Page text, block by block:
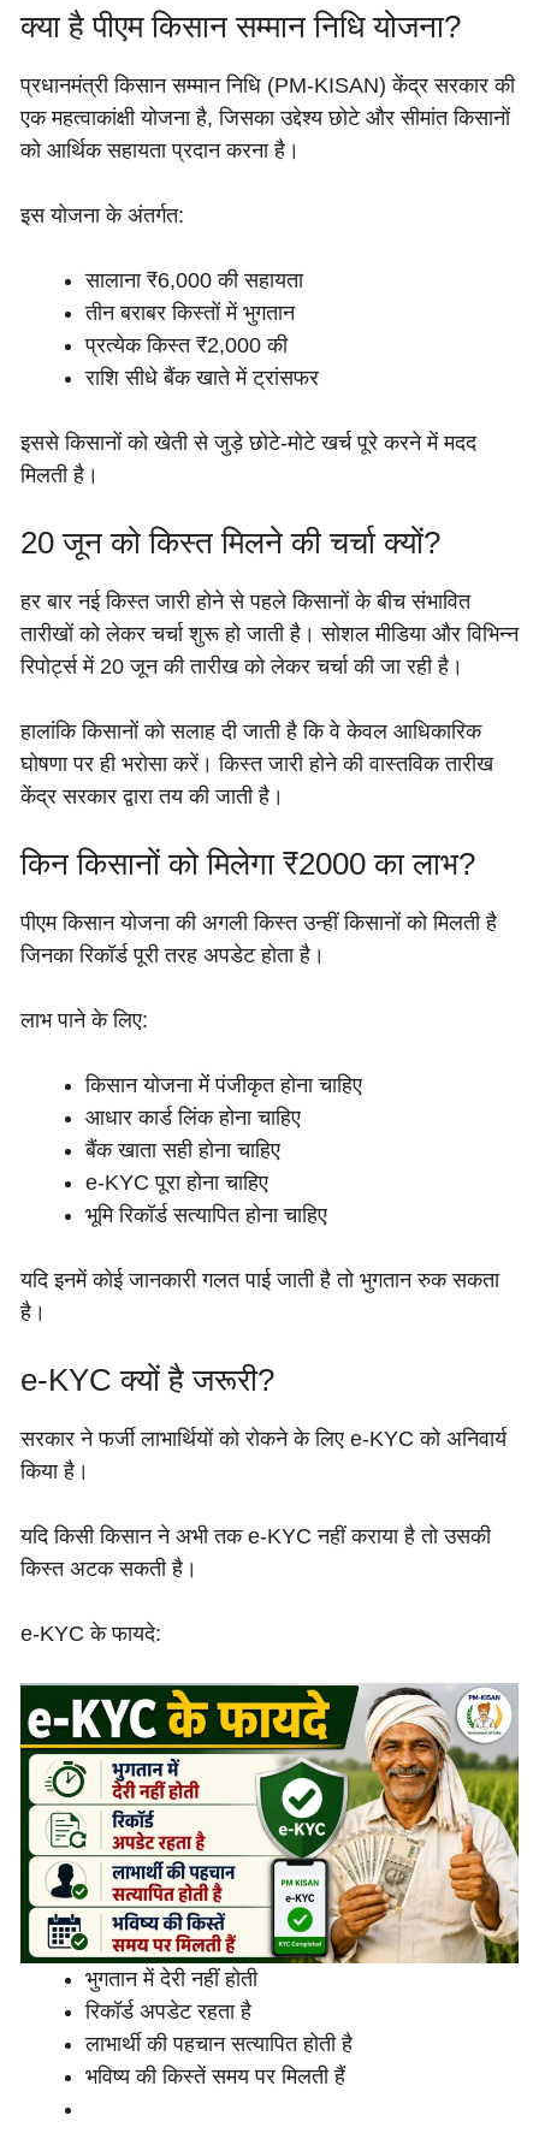
क्या है पीएम किसान सम्मान निधि योजना?
प्रधानमंत्री किसान सम्मान निधि (PM-KISAN) केंद्र सरकार की
एक महत्वाकांक्षी योजना है, जिसका उद्देश्य छोटे और सीमांत किसानों
को आर्थिक सहायता प्रदान करना है।
इस योजना के अंतर्गत:
सालाना ₹6,000 की सहायता
तीन बराबर किस्तों में भुगतान
प्रत्येक किस्त ₹2,000 की
राशि सीधे बैंक खाते में ट्रांसफर
इससे किसानों को खेती से जुड़े छोटे-मोटे खर्च पूरे करने में मदद
मिलती है।
20 जून को किस्त मिलने की चर्चा क्यों?
हर बार नई किस्त जारी होने से पहले किसानों के बीच संभावित
तारीखों को लेकर चर्चा शुरू हो जाती है। सोशल मीडिया और विभिन्न
रिपोर्ट्स में 20 जून की तारीख को लेकर चर्चा की जा रही है।
हालांकि किसानों को सलाह दी जाती है कि वे केवल आधिकारिक
घोषणा पर ही भरोसा करें। किस्त जारी होने की वास्तविक तारीख
केंद्र सरकार द्वारा तय की जाती है।
किन किसानों को मिलेगा ₹2000 का लाभ?
पीएम किसान योजना की अगली किस्त उन्हीं किसानों को मिलती है
जिनका रिकॉर्ड पूरी तरह अपडेट होता है।
लाभ पाने के लिए:
किसान योजना में पंजीकृत होना चाहिए
आधार कार्ड लिंक होना चाहिए
बैंक खाता सही होना चाहिए
e-KYC पूरा होना चाहिए
भूमि रिकॉर्ड सत्यापित होना चाहिए
यदि इनमें कोई जानकारी गलत पाई जाती है तो भुगतान रुक सकता
है।
e-KYC क्यों है जरूरी?
सरकार ने फर्जी लाभार्थियों को रोकने के लिए e-KYC को अनिवार्य
किया है।
यदि किसी किसान ने अभी तक e-KYC नहीं कराया है तो उसकी
किस्त अटक सकती है।
e-KYC के फायदे:
भुगतान में देरी नहीं होती
रिकॉर्ड अपडेट रहता है
लाभार्थी की पहचान सत्यापित होती है
भविष्य की किस्तें समय पर मिलती हैं